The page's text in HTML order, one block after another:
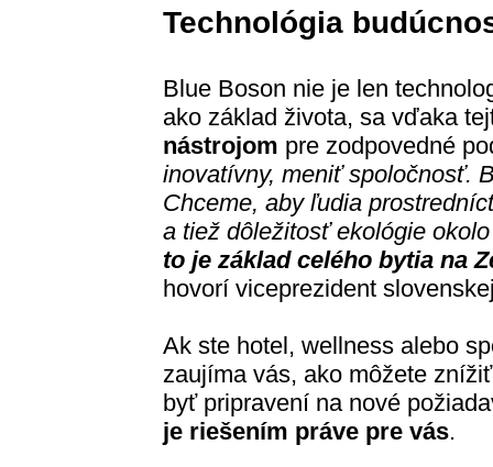
Technológia
Blue Boson nie je len
ako základ života, sa vďaka
nástrojom pre zodpovedné
inovatívny, meniť spoločnosť.
Chceme, aby ľudia
a tiež dôležitosť ekológie
to je základ celého bytia na
hovorí viceprezident
Ak ste hotel, wellness alebo
zaujíma vás, ako môžete
byť pripravení na nové
je riešením práve pre vás.